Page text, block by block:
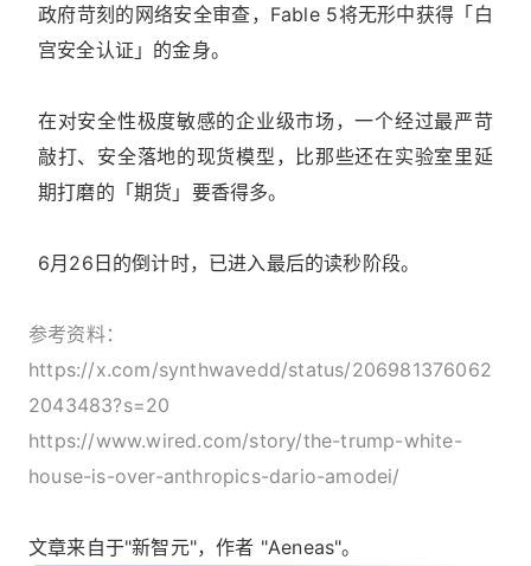
政府苛刻的网络安全审查，Fable 5将无形中获得「白
宫安全认证」的金身。
在对安全性极度敏感的企业级市场，一个经过最严苛
敲打、安全落地的现货模型，比那些还在实验室里延
期打磨的「期货」要香得多。
6月26日的倒计时，已进入最后的读秒阶段。
参考资料：
https://x.com/synthwavedd/status/206981376062
2043483?s=20
https://www.wired.com/story/the-trump-white-
house-is-over-anthropics-dario-amodei/
文章来自于"新智元"，作者 "Aeneas"。